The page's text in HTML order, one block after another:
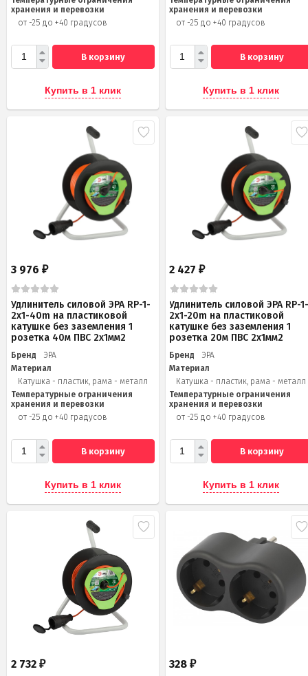
хранения и перевозки
от -25 до +40 градусов
В корзину
Купить в 1 клик
хранения и перевозки
от -25 до +40 градусов
В корзину
Купить в 1 клик
3 976 ₽
Удлинитель силовой ЭРА RP-1-
2x1-40m на пластиковой
катушке без заземления 1
розетка 40м ПВС 2x1мм2
Бренд
ЭРА
Материал
Катушка - пластик, рама - металл
Температурные ограничения
хранения и перевозки
от -25 до +40 градусов
В корзину
Купить в 1 клик
2 427₽
Удлинитель силовой ЭРА RP-
2x1-20m на пластиковой
катушке без заземления 1
розетка 20м ПВС 2х1мм2
Бренд
ЭРА
Материал
Катушка - пластик, рама - металл
Температурные ограничения
хранения и перевозки
от -25 до +40 градусов
В корзину
Купить в 1 клик
2 732 ₽ 328₽